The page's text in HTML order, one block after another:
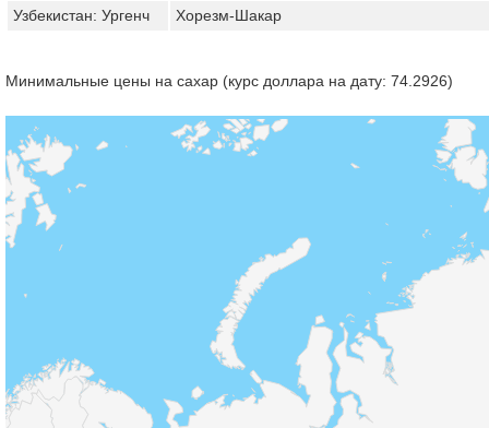
Узбекистан: Ургенч Хорезм-Шакар
Минимальные цены на сахар (курс доллара на дату: 74.2926)